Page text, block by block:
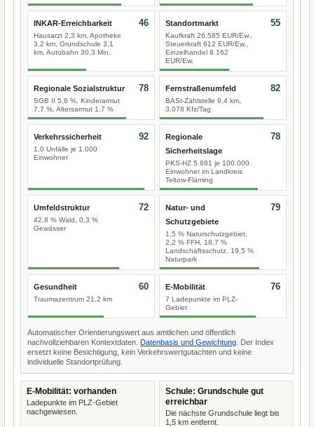
INKAR-Erreichbarkeit
Hausarzt 2,3 km, Apotheke
3,2 km, Grundschule 3,1
km, Autobahn 30,3 Min.
46 Standortmarkt
Kaufkraft 26.585 EUR/Ew.,
Steuerkraft 612 EUR/Ew.,
Einzelhandel 8.162
EUR/Ew.
55
Regionale Sozialstruktur
SGB II 5,6 %, Kinderarmut
7,7 %, Altersarmut 1,7 %
78 Fernstraßenumfeld
BASt-Zählstelle 9,4 km,
3.078 Kfz/Tag
82
Verkehrssicherheit
1,0 Unfälle je 1.000
Einwohner
92
Regionale
Sicherheitslage
PKS-HZ 5.681 je 100.000
Einwohner im Landkreis
Teltow-Fläming
78
Umfeldstruktur
42,8 % Wald, 0,3 %
Gewässer
72
Natur- und
Schutzgebiete
1,5 % Naturschutzgebiet,
2,2 % FFH, 18,7 %
Landschaftsschutz, 19,5 %
Naturpark
79
Gesundheit
Traumazentrum 21,2 km
60 E-Mobilität
7 Ladepunkte im PLZ-
Gebiet
76
Automatischer Orientierungswert aus amtlichen und öffentlich
nachvollziehbaren Kontextdaten. Datenbasis und Gewichtung . Der Index
ersetzt keine Besichtigung, kein Verkehrswertgutachten und keine
individuelle Standortprüfung.
E-Mobilität: vorhanden
Ladepunkte im PLZ-Gebiet
nachgewiesen.
Schule: Grundschule gut
erreichbar
Die nächste Grundschule liegt bis
1,5 km entfernt.